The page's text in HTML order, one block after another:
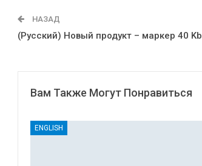
НАЗАД
(Русский) Новый продукт – маркер 40 Kb
Вам Также Могут Понравиться
ENGLISH